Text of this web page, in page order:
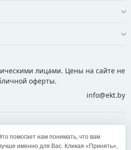
лицами. Цены на сайте не
оферты.
info@ekt.by
zakaz@ekt.by
помогает нам понимать, что вам
именно для Вас. Кликая «Принять»,